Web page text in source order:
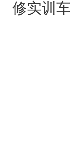
修实训